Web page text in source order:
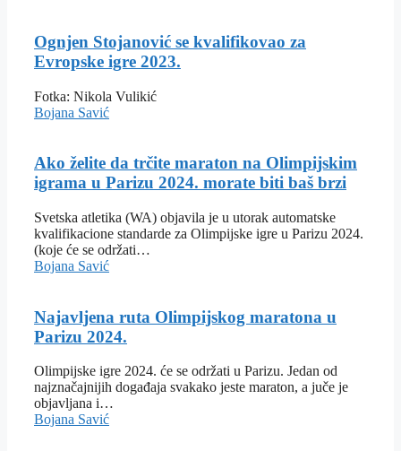
Ognjen Stojanović se kvalifikovao za
Evropske igre 2023.
Fotka: Nikola Vulikić
Bojana Savić
Ako želite da trčite maraton na Olimpijskim
igrama u Parizu 2024. morate biti baš brzi
Svetska atletika (WA) objavila je u utorak automatske
kvalifikacione standarde za Olimpijske igre u Parizu 2024.
(koje će se održati…
Bojana Savić
Najavljena ruta Olimpijskog maratona u
Parizu 2024.
Olimpijske igre 2024. će se održati u Parizu. Jedan od
najznačajnijih događaja svakako jeste maraton, a juče je
objavljana i…
Bojana Savić